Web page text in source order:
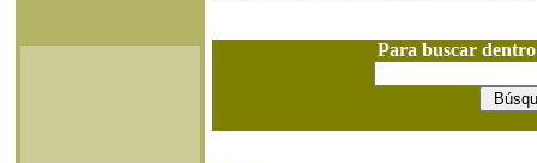
Para buscar